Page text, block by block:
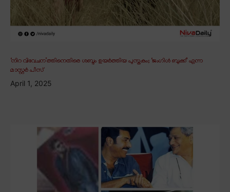
‘നിറ വിവേചന’ത്തിനെതിരെ ശബ്ദം ഉയർത്തിയ പുസ്തകം; ‘ജംഗിൾ ബുക്ക്’ എന്ന
മാസ്റ്റർ പീസ്
April 1, 2025